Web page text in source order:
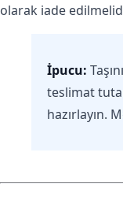
olarak iade
İpucu:
teslimat
hazırlayın.